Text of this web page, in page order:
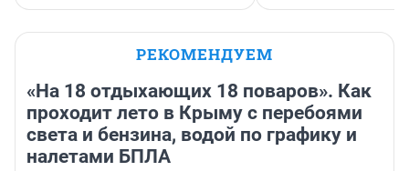
РЕКОМЕНДУЕМ
«На 18 отдыхающих 18 поваров». Как
проходит лето в Крыму с перебоями
света и бензина, водой по графику и
налетами БПЛА